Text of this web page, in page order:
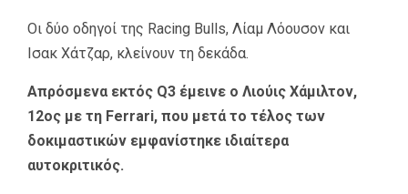
Οι δύο οδηγοί της Racing Bulls, Λίαμ Λόουσον και
Ισακ Χάτζαρ, κλείνουν τη δεκάδα.
Απρόσμενα εκτός Q3 έμεινε ο Λιούις Χάμιλτον,
12ος με τη Ferrari, που μετά το τέλος των
δοκιμαστικών εμφανίστηκε ιδιαίτερα
αυτοκριτικός.